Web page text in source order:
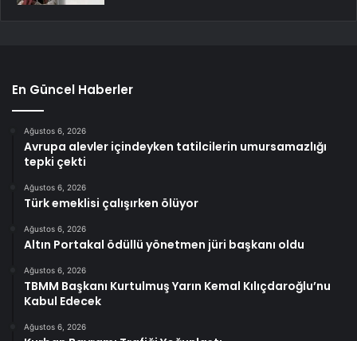
En Güncel Haberler
Ağustos 6, 2026
Avrupa alevler içindeyken tatilcilerin umursamazlığı
tepki çekti
Ağustos 6, 2026
Türk emeklisi çalışırken ölüyor
Ağustos 6, 2026
Altın Portakal ödüllü yönetmen jüri başkanı oldu
Ağustos 6, 2026
TBMM Başkanı Kurtulmuş Yarın Kemal Kılıçdaroğlu’nu
Kabul Edecek
Ağustos 6, 2026